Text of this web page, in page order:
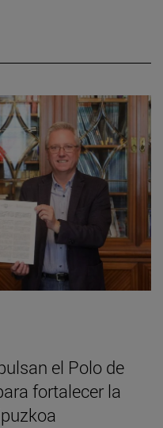
el Polo de
fortalecer la